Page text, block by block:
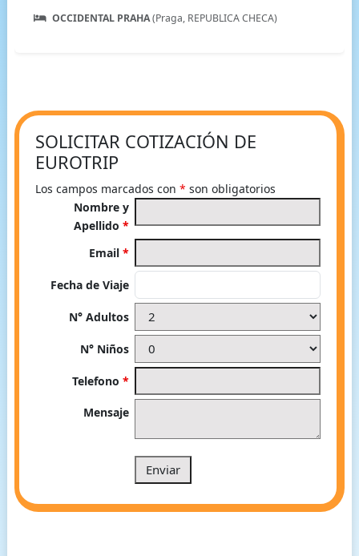
OCCIDENTAL PRAHA(Praga, REPUBLICA CHECA)
SOLICITAR COTIZACIÓN DE
EUROTRIP
Los campos marcados con * son obligatorios
Nombre y
Apellido*
Email*
Fecha de Viaje
N° Adultos
N° Niños
Telefono*
Mensaje